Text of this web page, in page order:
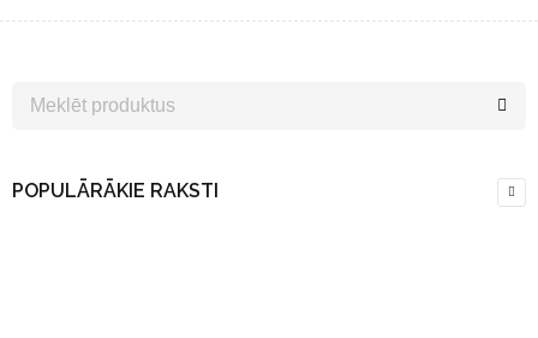
POPULĀRĀKIE RAKSTI